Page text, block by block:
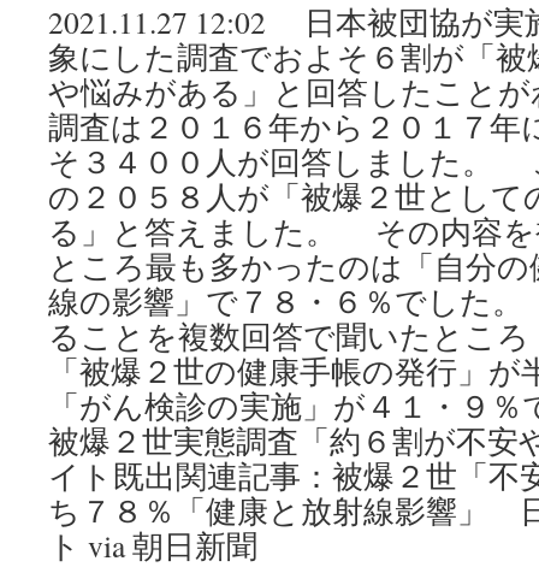
2021.11.27 12:02 日本被団協が
象にした調査でおよそ６割が「
や悩みがある」と回答したこと
調査は２０１６年から２０１７年
そ３４００人が回答しました。
の２０５８人が「被爆２世として
る」と答えました。 その内容を
ところ最も多かったのは「自分
線の影響」で７８・６％でした
ることを複数回答で聞いたとこ
「被爆２世の健康手帳の発行」
「がん検診の実施」が４１・９
被爆２世実態調査「約６割が不安
イト既出関連記事：被爆２世「
ち７８％「健康と放射線影響」
ト via 朝日新聞